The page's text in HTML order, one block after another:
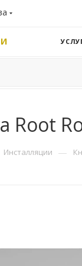
Root
Инсталляции —